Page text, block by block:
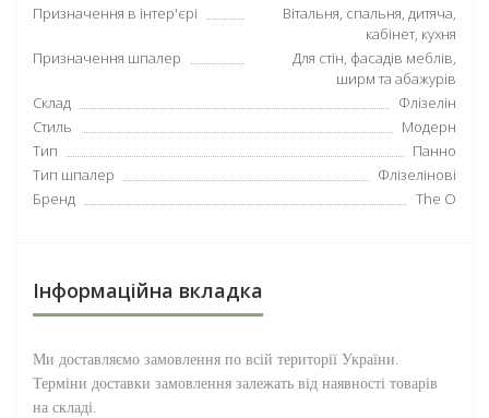
Призначення в інтер'єрі
Вітальня, спальня, дитяча,
кабінет, кухня
Призначення шпалер
Для стін, фасадів меблів,
ширм та абажурів
Склад
Флізелін
Стиль
Модерн
Тип
Панно
Тип шпалер
Флізелінові
Бренд
The O
Інформаційна вкладка
Ми доставляємо замовлення по всій території України.
Терміни доставки замовлення залежать від наявності товарів
на складі.